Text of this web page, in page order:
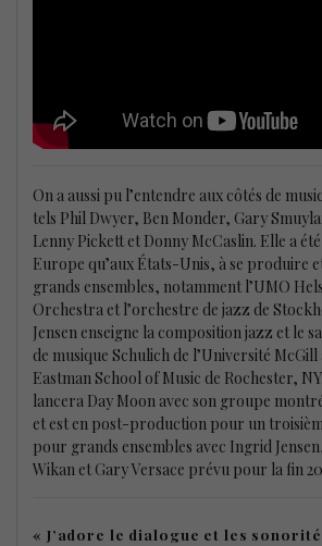
On a aussi pu l’entendre aux côtés de
tels Phil Dwyer, Ben Monder, Gary
Lenny Pickett et Donny McCaslin. Elle a
Europe qu’aux États-Unis, à se produire
grands ensembles, notamment l’UMO
Orchestra et l’orchestre de jazz de
Jensen enseigne la composition jazz et le
de musique Schulich de l’Université McGill
Eastman School of Music de Rochester,
lancera Day Moon avec son groupe
et est en post-production pour un
pour grands ensembles avec Ingrid
Wikan et Gary Versace prévu pour la fin
« J’adore le dialogue et les